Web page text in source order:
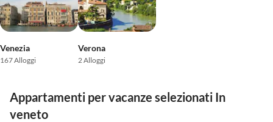
Venezia
167 Alloggi
Verona
2 Alloggi
Appartamenti per vacanze selezionati In
veneto